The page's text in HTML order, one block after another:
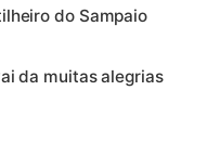
do Sampaio
da muitas alegrias